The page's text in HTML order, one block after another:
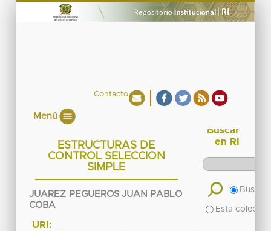
Contacto
Menú
ESTRUCTURAS DE
CONTROL SELECCION
SIMPLE
JUAREZ PEGUEROS JUAN PABLO
COBA
URI:
Buscar
en RI
Buscar
Esta